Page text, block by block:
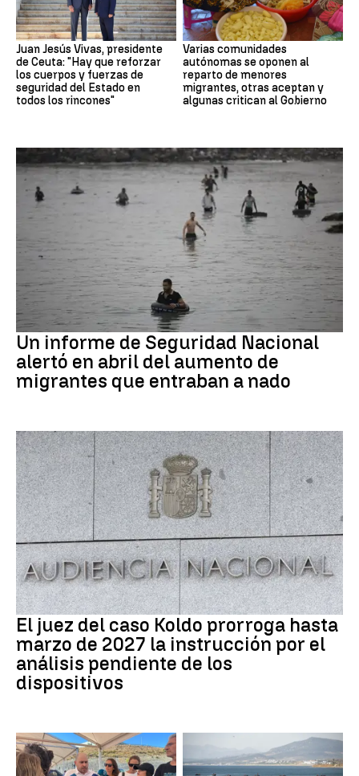
Juan Jesús Vivas, presidente
de Ceuta: "Hay que reforzar
los cuerpos y fuerzas de
seguridad del Estado en
todos los rincones"
Varias comunidades
autónomas se oponen al
reparto de menores
migrantes, otras aceptan y
algunas critican al Gobierno
Ceuta
Un informe de Seguridad Nacional
alertó en abril del aumento de
migrantes que entraban a nado
Caso Koldo
El juez del caso Koldo prorroga hasta
marzo de 2027 la instrucción por el
análisis pendiente de los
dispositivos